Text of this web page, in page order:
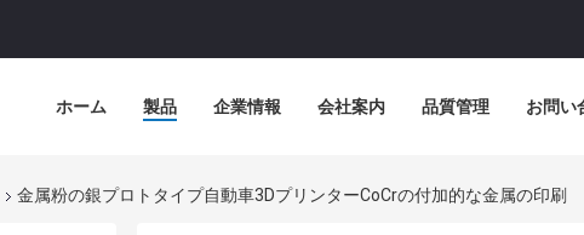
ホーム 製品 企業情報 会社案内 品質管理 お問い
金属粉の銀プロトタイプ自動車3DプリンターCoCrの付加的な金属の印刷